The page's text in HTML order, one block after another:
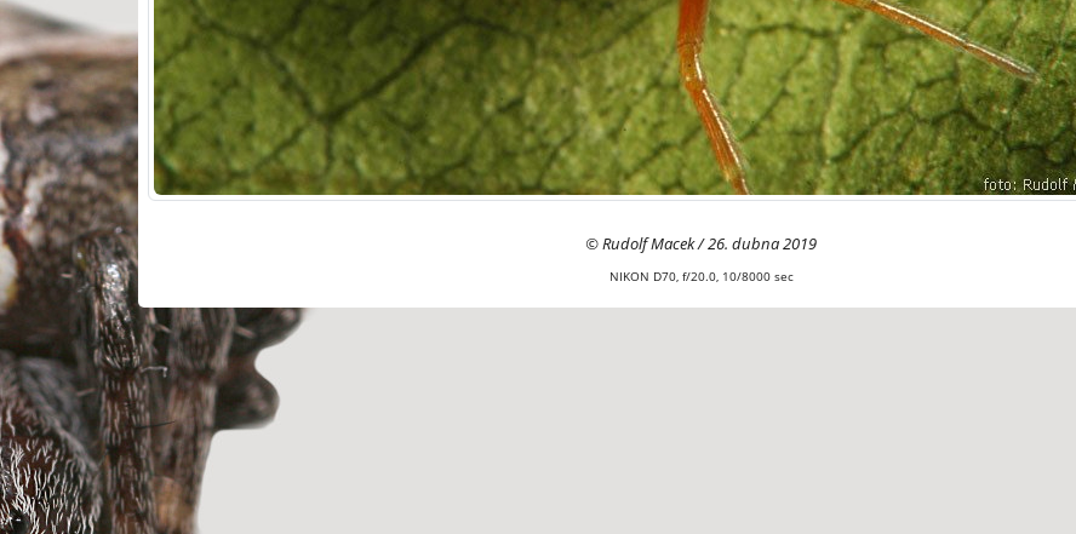
© Rudolf Macek / 26. dubna 2019
NIKON D70, f/20.0, 10/8000 sec